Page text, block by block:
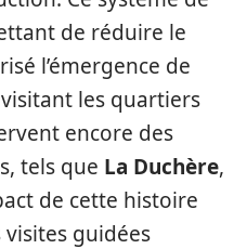
de réduire le
l’émergence de
les quartiers
encore des
tels que La Duchère,
de cette histoire
visites guidées